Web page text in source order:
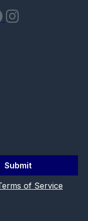
Submit
of Service